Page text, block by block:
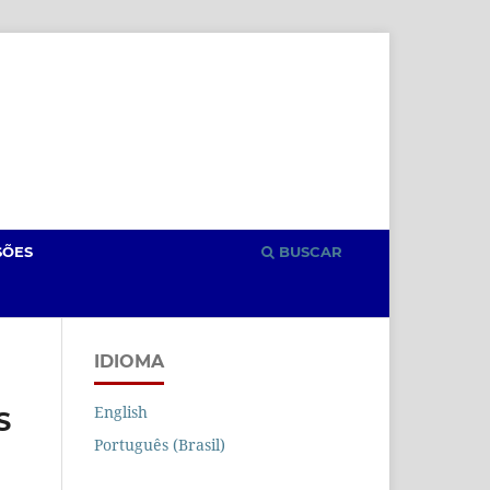
BUSCAR
IDIOMA
English
Português (Brasil)